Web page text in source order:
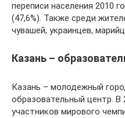
переписи населения 2010
(47,6%). Также среди
чувашей, украинцев,
Казань –
Казань – молодежный
образовательный центр. В
участников мирового